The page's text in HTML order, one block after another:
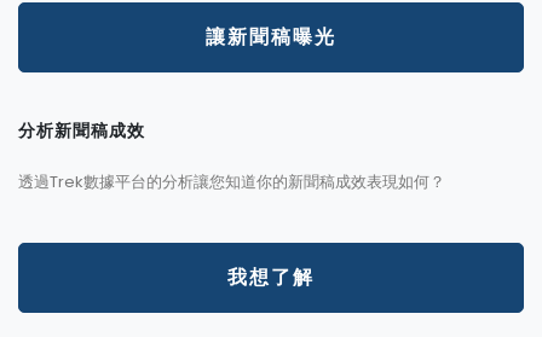
讓新聞稿曝光
分析新聞稿成效
透過Trek數據平台的分析讓您知道你的新聞稿成效表現如何？
我想了解